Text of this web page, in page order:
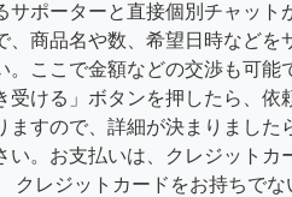
サポーターと直接個別チャット
、商品名や数、希望日時などを
。ここで金額などの交渉も可能
受ける」ボタンを押したら、依
ますので、詳細が決まりました
い。お支払いは、クレジットカ
クレジットカードをお持ちでな